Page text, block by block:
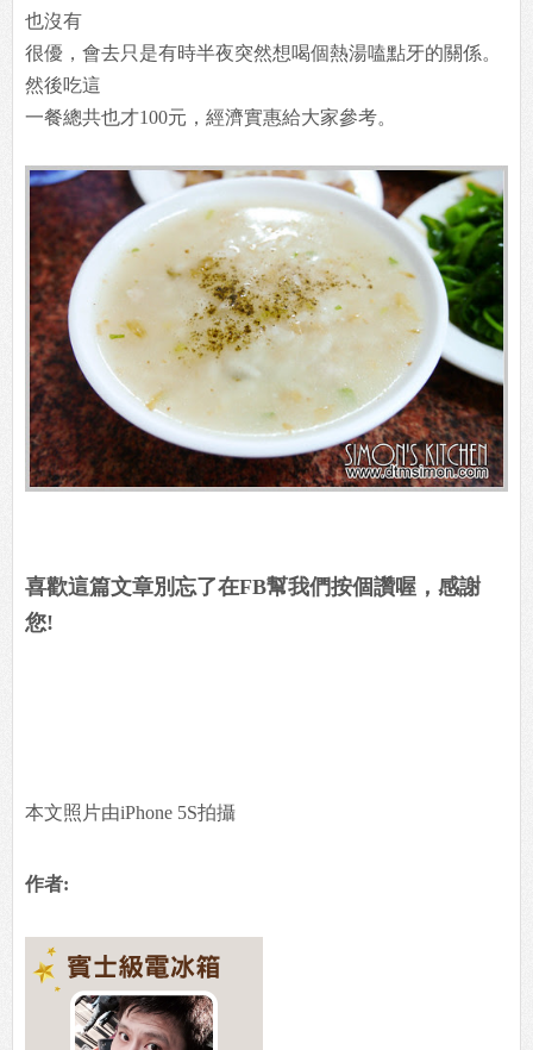
也沒有
很優，會去只是有時半夜突然想喝個熱湯嗑點牙的關係。
然後吃這
一餐總共也才100元，經濟實惠給大家參考。
喜歡這篇文章別忘了在FB幫我們按個讚喔，感謝
您!
本文照片由iPhone 5S拍攝
作者: